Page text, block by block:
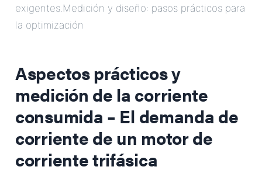
exigentes.Medición y diseño: pasos prácticos para
la optimización
Aspectos prácticos y
medición de la corriente
consumida – El demanda de
corriente de un motor de
corriente trifásica